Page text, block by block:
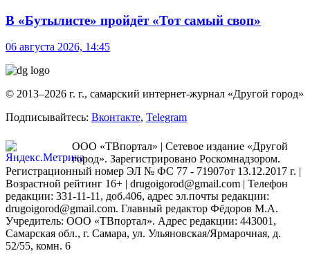
В «Бутылисте» пройдёт «Тот самый своп»
06 августа 2026, 14:45
© 2013–2026 г. г., самарский интернет-журнал «Другой город»
Подписывайтесь: Вконтакте, Telegram
ООО «ТВпортал» | Сетевое издание «Другой
город». Зарегистрировано Роскомнадзором.
Регистрационный номер ЭЛ № ФС 77 - 71907от 13.12.2017 г. |
Возрастной рейтинг 16+ | drugoigorod@gmail.com | Телефон
редакции: 331-11-11, доб.406, адрес эл.почты редакции:
drugoigorod@gmail.com. Главный редактор Фёдоров М.А.
Учредитель: ООО «ТВпортал». Адрес редакции: 443001,
Самарская обл., г. Самара, ул. Ульяновская/Ярмарочная, д.
52/55, комн. 6